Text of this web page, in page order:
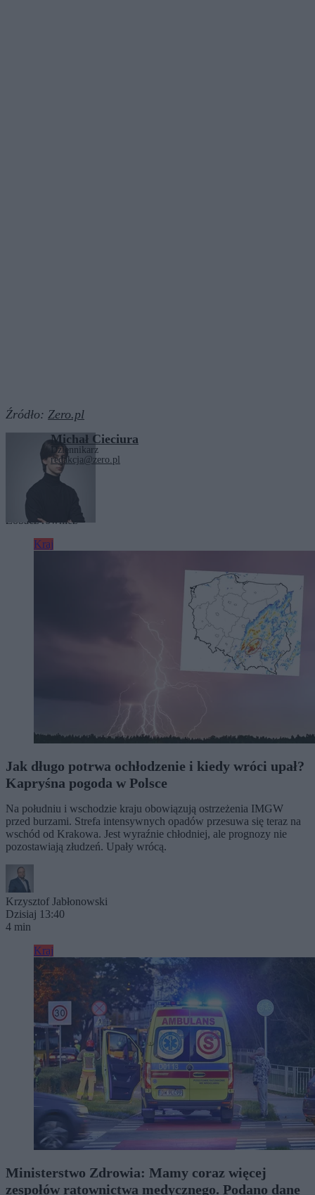
Źródło: Zero.pl
Michał Cieciura
Dziennikarz
redakcja@zero.pl
Zobacz również
Kraj
Jak długo potrwa ochłodzenie i kiedy wróci upał?
Kapryśna pogoda w Polsce
Na południu i wschodzie kraju obowiązują ostrzeżenia IMGW
przed burzami. Strefa intensywnych opadów przesuwa się teraz na
wschód od Krakowa. Jest wyraźnie chłodniej, ale prognozy nie
pozostawiają złudzeń. Upały wrócą.
Krzysztof Jabłonowski
Dzisiaj 13:40
4 min
Kraj
Ministerstwo Zdrowia: Mamy coraz więcej
zespołów ratownictwa medycznego. Podano dane